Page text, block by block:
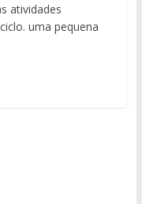
atividades
uma pequena